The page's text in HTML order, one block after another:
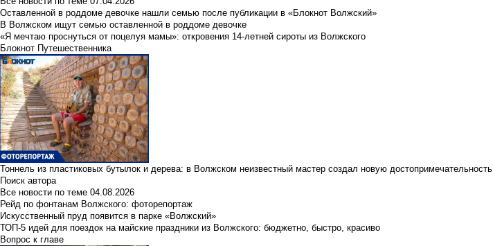
Оставленной в роддоме девочке нашли семью после публикации в «Блокнот Волжский»
В Волжском ищут семью оставленной в роддоме девочке
«Я мечтаю проснуться от поцелуя мамы»: откровения 14-летней сироты из Волжского
Блокнот Путешественника
Тоннель из пластиковых бутылок и дерева: в Волжском неизвестный мастер создал новую достопримечательность
Поиск автора
Все новости по теме 04.08.2026
Рейд по фонтанам Волжского: фоторепортаж
Искусственный пруд появится в парке «Волжский»
ТОП-5 идей для поездок на майские праздники из Волжского: бюджетно, быстро, красиво
Вопрос к главе